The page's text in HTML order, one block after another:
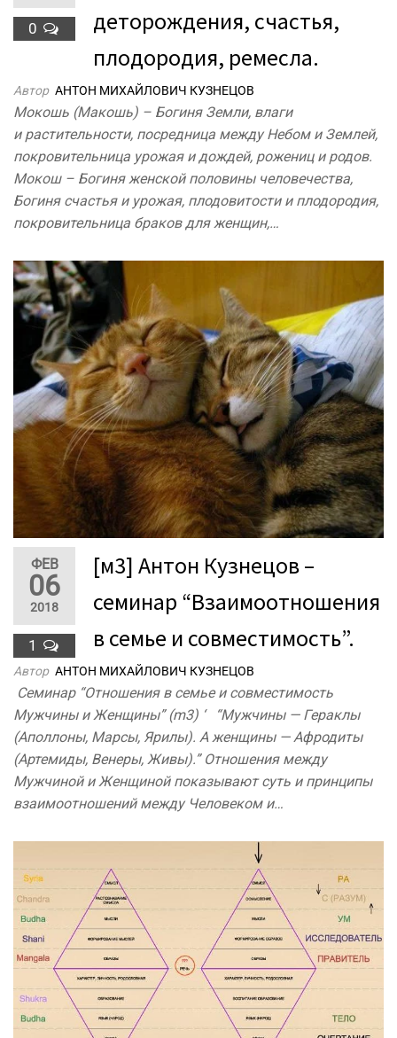
0
деторождения, счастья,
плодородия, ремесла.
Автор АНТОН МИХАЙЛОВИЧ КУЗНЕЦОВ
Мокошь (Макошь) – Богиня Земли, влаги
и растительности, посредница между Небом и Землей,
покровительница урожая и дождей, рожениц и родов.
Мокош – Богиня женской половины человечества,
Богиня счастья и урожая, плодовитости и плодородия,
покровительница браков для женщин,…
ФЕВ
06
2018
1
[м3] Антон Кузнецов –
семинар “Взаимоотношения
в семье и совместимость”.
Автор АНТОН МИХАЙЛОВИЧ КУЗНЕЦОВ
Cеминар “Отношения в семье и совместимость
Мужчины и Женщины” (m3) ‘ “Мужчины — Гераклы
(Аполлоны, Марсы, Ярилы). А женщины — Афродиты
(Артемиды, Венеры, Живы).” Отношения между
Мужчиной и Женщиной показывают суть и принципы
взаимоотношений между Человеком и…